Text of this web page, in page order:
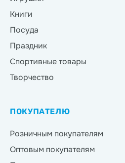
Книги
Посуда
Праздник
Спортивные товары
Творчество
ПОКУПАТЕЛЮ
Розничным покупателям
Оптовым покупателям